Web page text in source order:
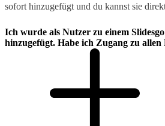
sofort hinzugefügt und du kannst sie
Ich wurde als Nutzer zu einem
hinzugefügt. Habe ich Zugang zu